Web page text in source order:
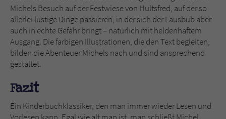
Michels Besuch auf der Festwiese von Hultsfred, auf der so
allerlei lustige Dinge passieren, in der sich der Lausbub aber
auch in echte Gefahr bringt – natürlich mit heldenhaftem
Ausgang. Die farbigen Illustrationen, die den Text begleiten,
bilden die Abenteuer Michels nach und sind ansprechend
gestaltet.
Fazit
Ein Kinderbuchklassiker, den man immer wieder Lesen und